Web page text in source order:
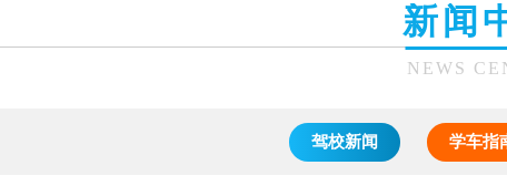
新闻
NEWS
驾校新闻 学车指